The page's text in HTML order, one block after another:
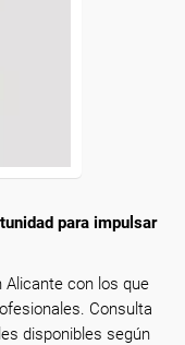
para impulsar
con los que
Consulta
disponibles según